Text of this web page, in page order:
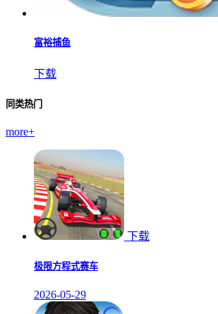
富裕捕鱼
下载
同类热门
more+
下载
极限方程式赛车
2026-05-29